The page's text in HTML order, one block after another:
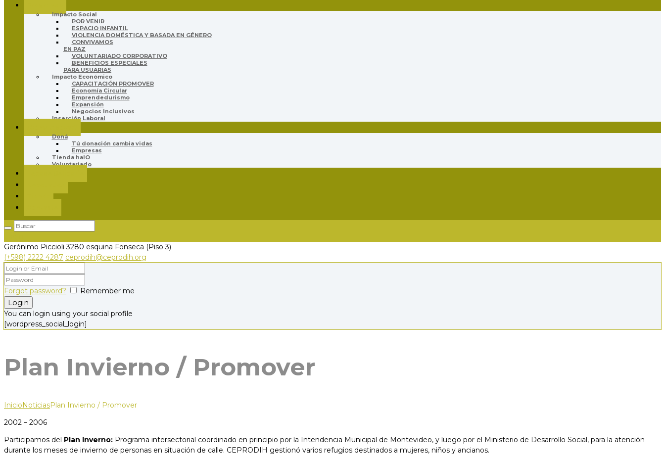
Impacto Social
POR VENIR
ESPACIO INFANTIL
VIOLENCIA DOMÉSTICA Y BASADA EN GÉNERO
CONVIVAMOS
EN PAZ
VOLUNTARIADO CORPORATIVO
BENEFICIOS ESPECIALES
PARA USUARIAS
Impacto Económico
CAPACITACIÓN PROMOVER
Economía Circular
Emprendedurismo
Expansión
Negocios Inclusivos
Inserción Laboral
Doná
Tú donación cambia vidas
Empresas
Tienda halO
Voluntariado
Gerónimo Piccioli 3280 esquina Fonseca (Piso 3)
(+598) 2222 4287 ceprodih@ceprodih.org
Forgot password? Remember me
You can login using your social profile
[wordpress_social_login]
Plan Invierno / Promover
Inicio NoticiasPlan Invierno / Promover
2002 – 2006
Participamos del Plan Inverno: Programa intersectorial coordinado en principio por la Intendencia Municipal de Montevideo, y luego por el Ministerio de Desarrollo Social, para la atención
durante los meses de invierno de personas en situación de calle. CEPRODIH gestionó varios refugios destinados a mujeres, niños y ancianos.